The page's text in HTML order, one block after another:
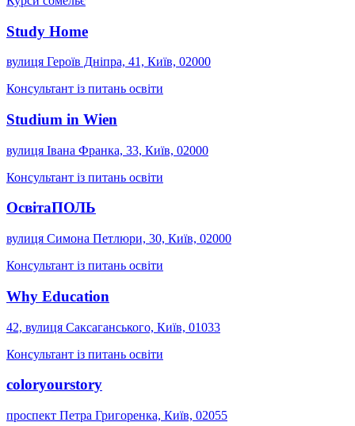
Study Home
вулиця Героїв Дніпра, 41, Київ, 02000
Консультант із питань освіти
Studium in Wien
вулиця Івана Франка, 33, Київ, 02000
Консультант із питань освіти
ОсвітаПОЛЬ
вулиця Симона Петлюри, 30, Київ, 02000
Консультант із питань освіти
Why Education
42, вулиця Саксаганського, Київ, 01033
Консультант із питань освіти
coloryourstory
проспект Петра Григоренка, Київ, 02055